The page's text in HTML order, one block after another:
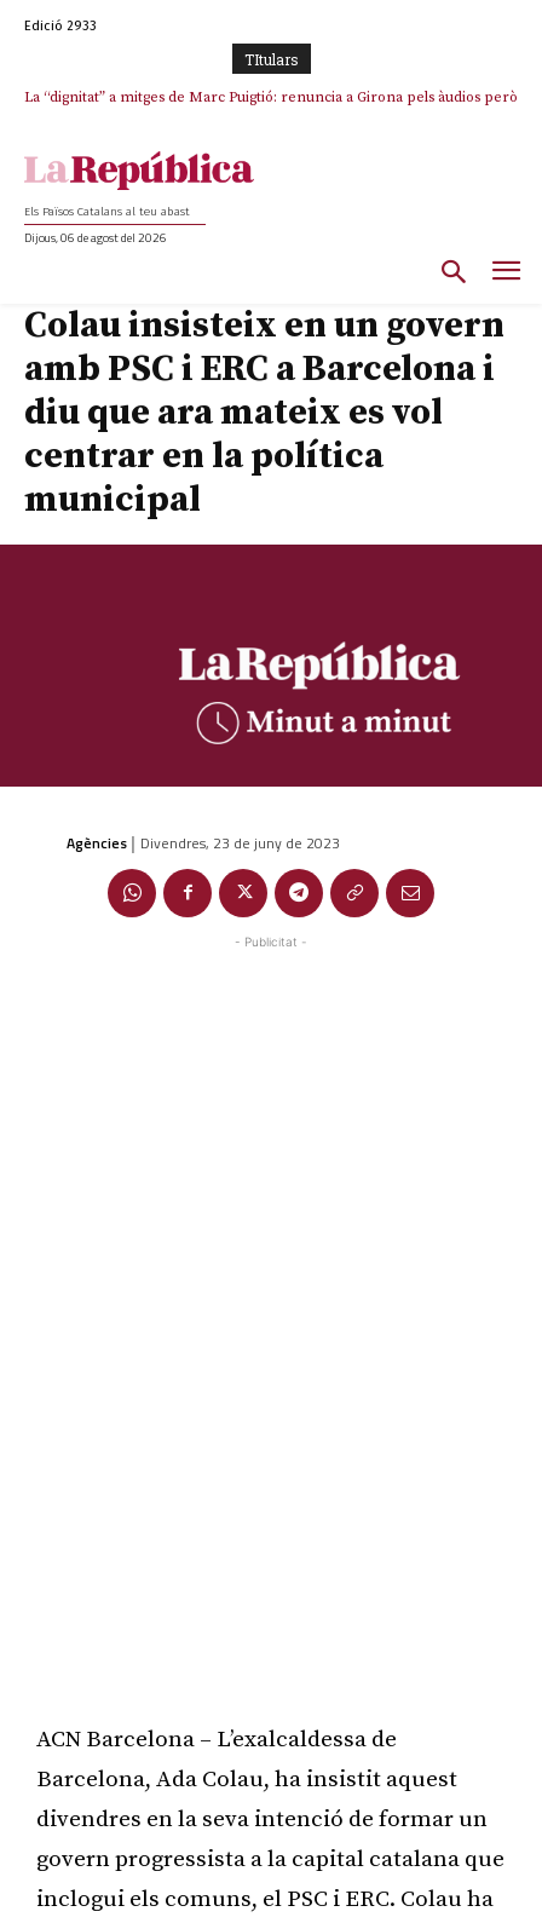
Edició 2933
TItulars
La “dignitat” a mitges de Marc Puigtió: renuncia a Girona pels àudios però
Els Països Catalans al teu abast
Dijous, 06 de agost del 2026
Colau insisteix en un govern
amb PSC i ERC a Barcelona i
diu que ara mateix es vol
centrar en la política
municipal
Agències | Divendres, 23 de juny de 2023
- Publicitat -
ACN Barcelona – L’exalcaldessa de
Barcelona, Ada Colau, ha insistit aquest
divendres en la seva intenció de formar un
govern progressista a la capital catalana que
inclogui els comuns, el PSC i ERC. Colau ha